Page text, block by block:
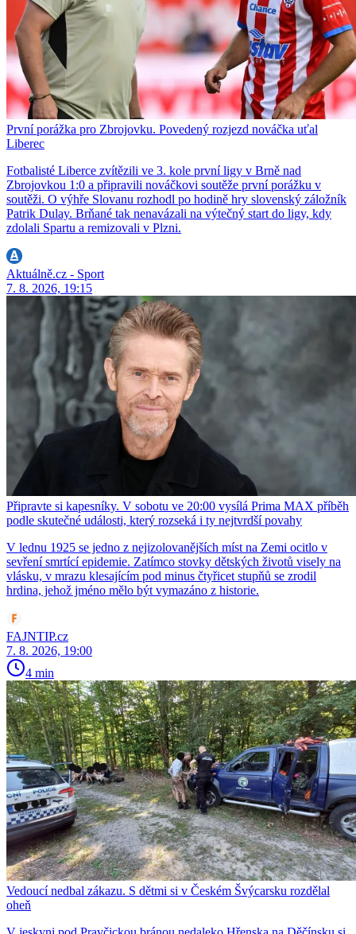
První porážka pro Zbrojovku. Povedený rozjezd nováčka uťal
Liberec
Fotbalisté Liberce zvítězili ve 3. kole první ligy v Brně nad
Zbrojovkou 1:0 a připravili nováčkovi soutěže první porážku v
soutěži. O výhře Slovanu rozhodl po hodině hry slovenský záložník
Patrik Dulay. Brňané tak nenavázali na výtečný start do ligy, kdy
zdolali Spartu a remizovali v Plzni.
Aktuálně.cz - Sport
7. 8. 2026, 19:15
Připravte si kapesníky. V sobotu ve 20:00 vysílá Prima MAX příběh
podle skutečné události, který rozseká i ty nejtvrdší povahy
V lednu 1925 se jedno z nejizolovanějších míst na Zemi ocitlo v
sevření smrtící epidemie. Zatímco stovky dětských životů visely na
vlásku, v mrazu klesajícím pod minus čtyřicet stupňů se zrodil
hrdina, jehož jméno mělo být vymazáno z historie.
FAJNTIP.cz
7. 8. 2026, 19:00
4 min
Vedoucí nedbal zákazu. S dětmi si v Českém Švýcarsku rozdělal
oheň